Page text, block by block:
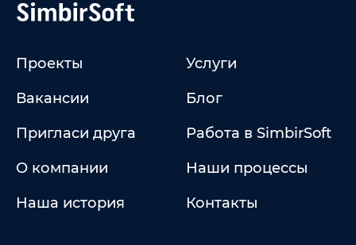
Проекты
Услуги
Вакансии
Блог
Пригласи друга
Работа в SimbirSoft
О компании
Наши процессы
Наша история
Контакты